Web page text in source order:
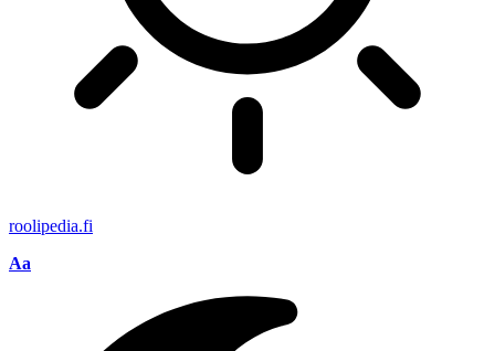
roolipedia.fi
Aa